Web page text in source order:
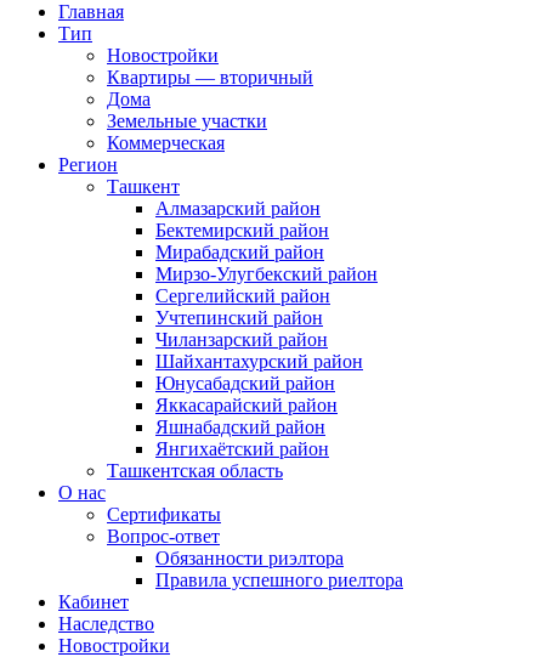
Главная
Тип
Новостройки
Квартиры — вторичный
Дома
Земельные участки
Коммерческая
Регион
Ташкент
Алмазарский район
Бектемирский район
Мирабадский район
Мирзо-Улугбекский район
Сергелийский район
Учтепинский район
Чиланзарский район
Шайхантахурский район
Юнусабадский район
Яккасарайский район
Яшнабадский район
Янгихаётский район
Ташкентская область
О нас
Сертификаты
Вопрос-ответ
Обязанности риэлтора
Правила успешного риелтора
Кабинет
Наследство
Новостройки